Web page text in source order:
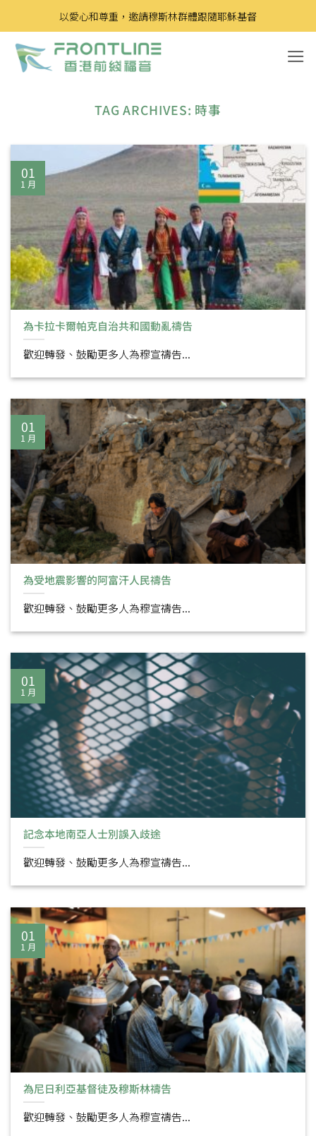
to
content
以愛心和尊重，邀請穆斯林群體跟隨耶穌基督
TAG ARCHIVES: 時事
為卡拉卡爾帕克自治共和國動亂禱告
歡迎轉發、鼓勵更多人為穆宣禱告...
01
1 月
為受地震影響的阿富汗人民禱告
歡迎轉發、鼓勵更多人為穆宣禱告...
01
1 月
記念本地南亞人士別誤入歧途
歡迎轉發、鼓勵更多人為穆宣禱告...
01
1 月
為尼日利亞基督徒及穆斯林禱告
歡迎轉發、鼓勵更多人為穆宣禱告...
01
1 月